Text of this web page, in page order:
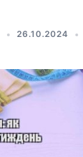
26.10.2024